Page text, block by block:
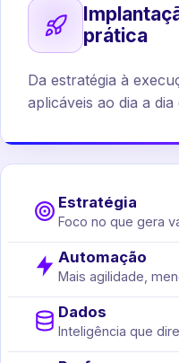
prática
Da estratégia à
aplicáveis ao dia a
Estratégia
Foco no que gera
Automação
Mais agilidade,
Dados
Inteligência que